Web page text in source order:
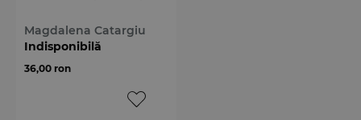
Magdalena Catargiu
Indisponibilă
36,00 ron